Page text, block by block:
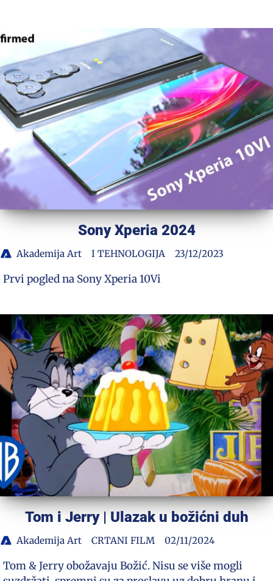
Sony Xperia 2024
Akademija Art I TEHNOLOGIJA 23/12/2023
Prvi pogled na Sony Xperia 10Vi
Tom i Jerry | Ulazak u božićni duh
Akademija Art CRTANI FILM 02/11/2024
Tom & Jerry obožavaju Božić. Nisu se više mogli